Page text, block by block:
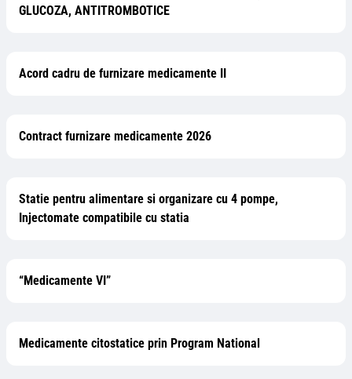
GLUCOZA, ANTITROMBOTICE
Acord cadru de furnizare medicamente II
Contract furnizare medicamente 2026
Statie pentru alimentare si organizare cu 4 pompe,
Injectomate compatibile cu statia
“Medicamente VI”
Medicamente citostatice prin Program National